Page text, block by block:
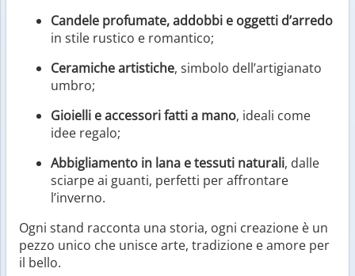
Candele profumate, addobbi e oggetti d’arredo
in stile rustico e romantico;
Ceramiche artistiche, simbolo dell’artigianato
umbro;
Gioielli e accessori fatti a mano, ideali come
idee regalo;
Abbigliamento in lana e tessuti naturali, dalle
sciarpe ai guanti, perfetti per affrontare
l’inverno.
Ogni stand racconta una storia, ogni creazione è un
pezzo unico che unisce arte, tradizione e amore per
il bello.